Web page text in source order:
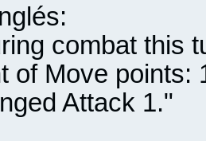
combat this
of Move points:
Attack 1."